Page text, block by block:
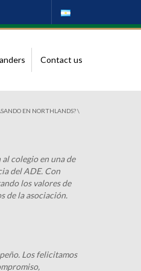
Contact us
EN NORTHLANDS?\
colegio en una de
del ADE. Con
los valores de
de la asociación.
Los felicitamos